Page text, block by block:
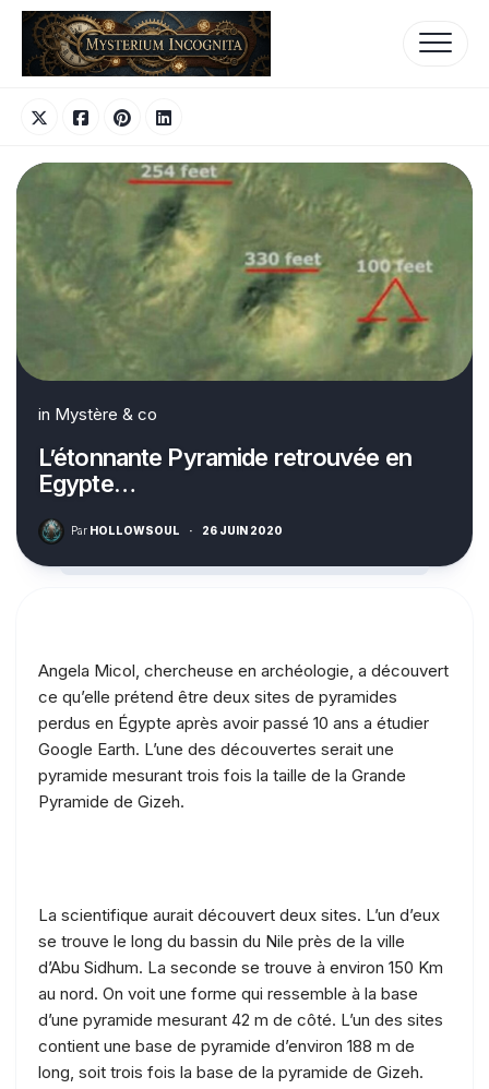
Skip
content
in Mystère & co
L’étonnante Pyramide retrouvée en
Egypte…
Par HOLLOWSOUL · 26 JUIN 2020
Angela Micol, chercheuse en archéologie, a découvert
ce qu’elle prétend être deux sites de pyramides
perdus en Égypte après avoir passé 10 ans a étudier
Google Earth. L’une des découvertes serait une
pyramide mesurant trois fois la taille de la Grande
Pyramide de Gizeh.
La scientifique aurait découvert deux sites. L’un d’eux
se trouve le long du bassin du Nile près de la ville
d’Abu Sidhum. La seconde se trouve à environ 150 Km
au nord. On voit une forme qui ressemble à la base
d’une pyramide mesurant 42 m de côté. L’un des sites
contient une base de pyramide d’environ 188 m de
long, soit trois fois la base de la pyramide de Gizeh.